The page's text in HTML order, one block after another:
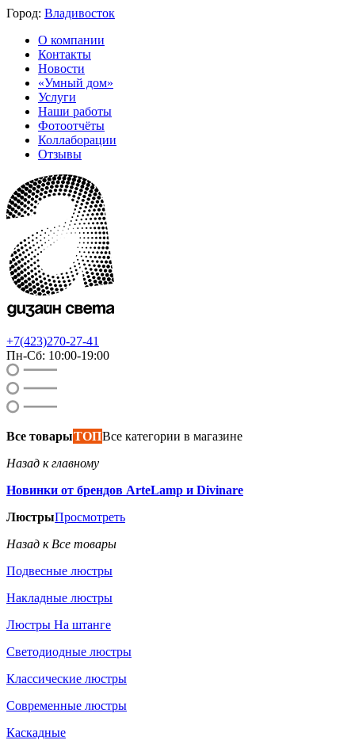
Город: Владивосток
О компании
Контакты
Новости
«Умный дом»
Услуги
Наши работы
Фотоотчёты
Коллаборации
Отзывы
+7(423)270-27-41
Пн-Сб: 10:00-19:00
Все товарыТОПВсе категории в магазине
Назад к главному
Новинки от брендов ArteLamp и Divinare
ЛюстрыПросмотреть
Назад к Все товары
Подвесные люстры
Накладные люстры
Люстры На штанге
Светодиодные люстры
Классические люстры
Современные люстры
Каскадные